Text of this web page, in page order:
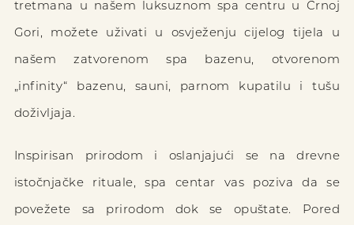
tretmana u našem luksuznom spa centru u Crnoj
Gori, možete uživati u osvježenju cijelog tijela u
našem zatvorenom spa bazenu, otvorenom
„infinity“ bazenu, sauni, parnom kupatilu i tušu
doživljaja.
Inspirisan prirodom i oslanjajući se na drevne
istočnjačke rituale, spa centar vas poziva da se
povežete sa prirodom dok se opuštate. Pored